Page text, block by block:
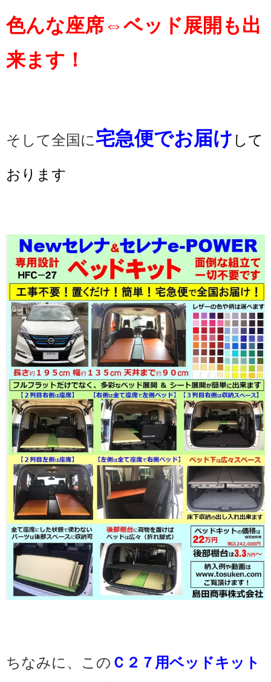
色んな座席⇔ベッド展開も出
来ます！
そして全国に宅急便でお届け して
おります
ちなみに、この Ｃ２７用ベッドキット